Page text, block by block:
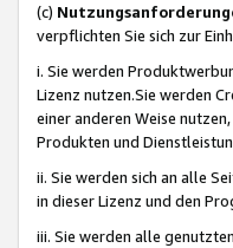
(c)
verpflichten Sie sich zur
i. Sie werden
Lizenz nutzen.Sie werden
einer anderen Weise
Produkten und
ii. Sie werden sich an alle
in dieser Lizenz und den
iii. Sie werden alle